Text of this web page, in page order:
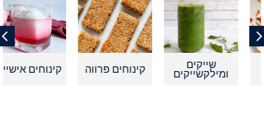
שייקים
ומילקשייקים קינוחים פרווה קינוחים אישיים